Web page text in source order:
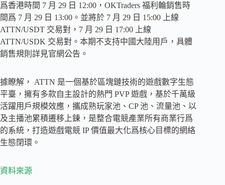
爲香港時間 7 月 29 日 12:00，OKTraders 福利輪銷售時
間爲 7 月 29 日 13:00。並將於 7 月 29 日 15:00 上線
ATTN/USDT 交易對，7 月 29 日 17:00 上線
ATTN/USDK 交易對。本期不支持中國大陸用戶，具體
銷售規則詳見官網公告。
據瞭解， ATTN 是一個基於區塊鏈技術的遊戲數字生態
平臺，擁有多款自主設計的熱門 PVP 遊戲，基於千萬級
活躍用戶規模效應，攜成熟玩家池、CP 池、流量池、以
及主播池累積遷移上鍊，是整合電競產業所有商業行爲
的系統，打造遊戲電競 IP 價值最大化爲核心目標的網絡
生態閉環。
資料來源